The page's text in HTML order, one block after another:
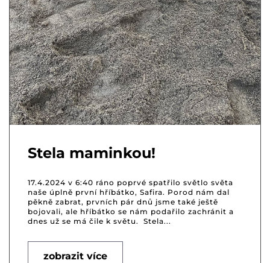
Stela maminkou!
17.4.2024 v 6:40 ráno poprvé spatřilo světlo světa
naše úplně první hříbátko, Safira. Porod nám dal
pěkně zabrat, prvních pár dnů jsme také ještě
bojovali, ale hříbátko se nám podařilo zachránit a
dnes už se má čile k světu. Stela...
zobrazit více